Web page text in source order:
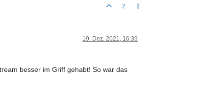
2
19. Dez. 2021, 16:39
besser im Griff gehabt! So war das